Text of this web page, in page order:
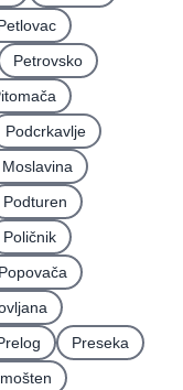
Petrovsko
Podcrkavlje
Podturen
Poličnik
Popovača
Preseka